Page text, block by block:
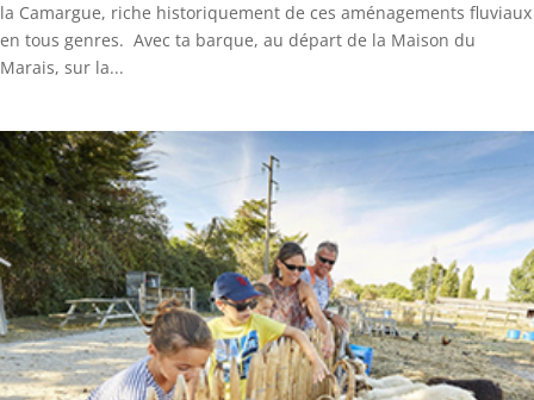
la Camargue, riche historiquement de ces aménagements fluviaux
en tous genres. Avec ta barque, au départ de la Maison du
Marais, sur la...